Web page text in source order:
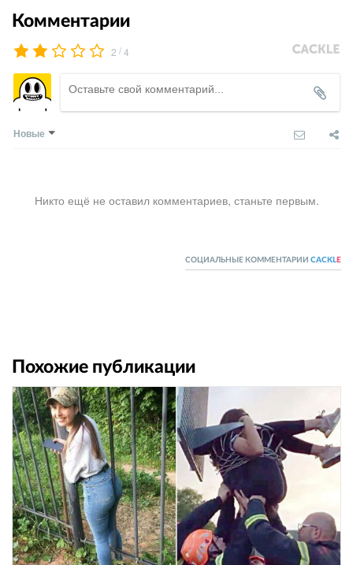
Комментарии
2 /4
Новые
Никто ещё не оставил комментариев, станьте первым.
СОЦИАЛЬНЫЕ КОММЕНТАРИИ CACKL E
Похожие публикации